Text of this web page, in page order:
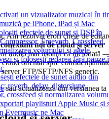
un vizualizator muzical în
pe iPhone, iPad și Mac
efectele de sunet și DSP în
Freeverb, Crossfeed,
volumului și altele
și folosești redarea fără pauze
efectele de sunet audio din
reverb, delay, distorsiune,
crossfeed și normalizarea
playlisturi Apple Music și
Evermusic pe Mac
Am rezolvat erori cheie de
conexiuni noi de cloud și server
audio mai ușoară ca niciodată
orientat spre
FTP/SFTP/NFS generic.
sau actualizează din versiunea ta